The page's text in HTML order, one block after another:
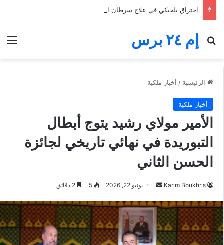
إم ٢٤ برس
بحث عن
الرئيسية / أخبار ملكية
أخبار ملكية
الأمير مولاي رشيد يتوج أبطال
التبوريدة في نهائي تاريخي لجائزة
الحسن الثاني
Karim Boukhris
أرسل
إلكترونيا
يونيو 22, 2026 5